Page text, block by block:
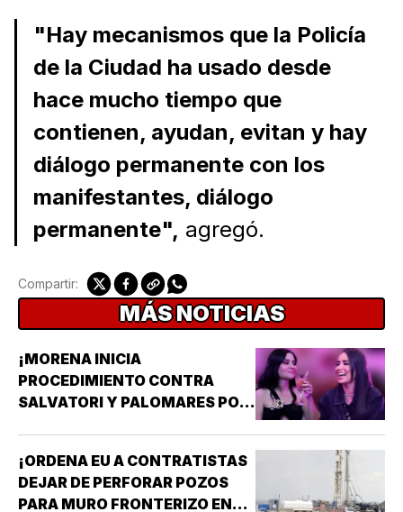
"Hay mecanismos que la Policía
de la Ciudad ha usado desde
hace mucho tiempo que
contienen, ayudan, evitan y hay
diálogo permanente con los
manifestantes, diálogo
permanente", agregó.
Compartir:
MÁS NOTICIAS
¡MORENA INICIA
PROCEDIMIENTO CONTRA
SALVATORI Y PALOMARES POR
¡ORDENA EU A CONTRATISTAS
DEJAR DE PERFORAR POZOS
PARA MURO FRONTERIZO EN